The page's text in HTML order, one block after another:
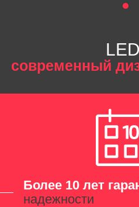
современный
Более 10 лет
надежности